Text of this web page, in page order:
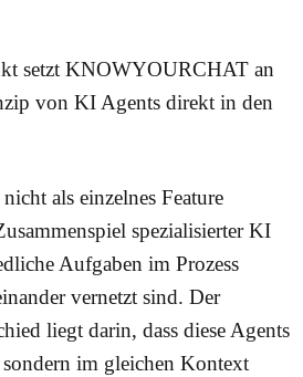
setzt KNOWYOURCHAT an
von KI Agents direkt in den
als einzelnes Feature
spezialisierter KI
Aufgaben im Prozess
vernetzt sind. Der
liegt darin, dass diese Agents
im gleichen Kontext